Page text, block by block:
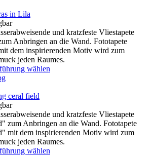
in Lila
und kratzfeste Vliestapete
Anbringen an die Wand. Fototapete
dem inspirierenden Motiv wird zum
jeden Raumes.
wählen
ceral field
und kratzfeste Vliestapete
zum Anbringen an die Wand. Fototapete
mit dem inspirierenden Motiv wird zum
jeden Raumes.
wählen